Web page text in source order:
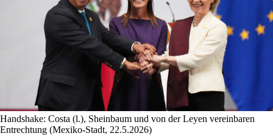
Handshake: Costa (l.), Sheinbaum und von der Leyen vereinbaren
Entrechtung (Mexiko-Stadt, 22.5.2026)